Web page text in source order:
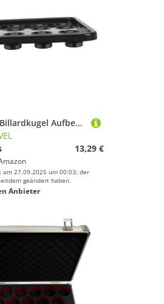
LOORGVEL Billardkugel Aufbewahrungstablett Kunststoff Pool Ball Organizer Snooker Kugeln Ablage Tray Zubehör für Billardtisch und Spiel
13,29 €
27.09.2025 um 00:03; der
geändert haben.
Anbieter